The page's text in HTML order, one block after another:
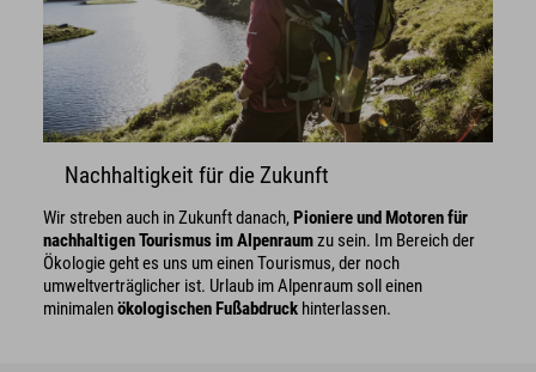
Nachhaltigkeit für die Zukunft
Wir streben auch in Zukunft danach,Pioniere und Motoren für
nachhaltigen Tourismus im Alpenraumzu sein. Im Bereich der
Ökologie geht es uns um einen Tourismus, der noch
umweltverträglicher ist. Urlaub im Alpenraum soll einen
minimalenökologischen Fußabdruck hinterlassen.